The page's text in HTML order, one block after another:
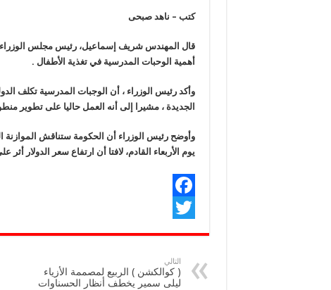
كتب – ناهد صبحى
قال المهندس شريف إسماعيل، رئيس مجلس الوزراء
أهمية الوحبات المدرسية في تغذية الأطفال .
الجديدة ، مشيرا إلى أنه العمل حاليا على تطوير
وأوضح رئيس الوزراء أن الحكومة ستناقش الموازنة
يوم الأربعاء القادم، لافتا أن ارتفاع سعر الدولار أثر
F
ei
التالي
( كوالكشن ) الربيع لمصممة الأزياء
ليلى سمير يخطف أنظار الحسناوات